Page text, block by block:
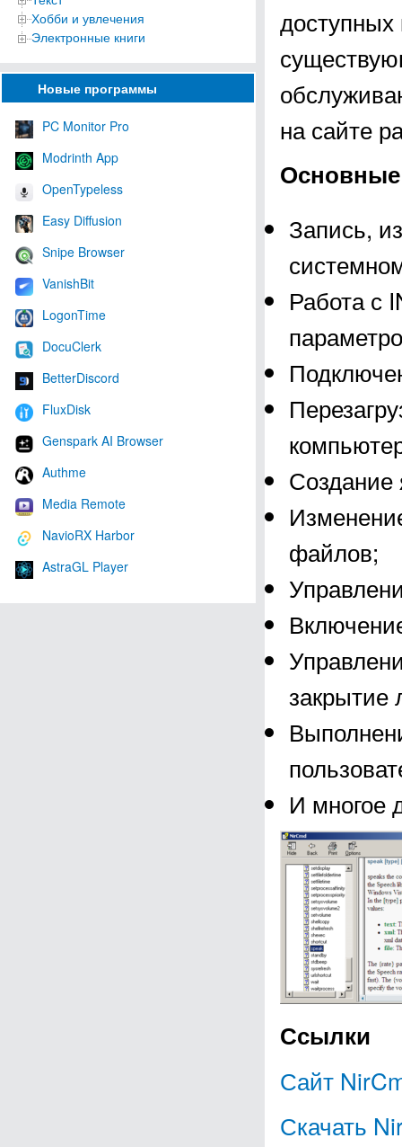
Хобби и увлечения
Электронные книги
Новые программы
PC Monitor Pro
Modrinth App
OpenTypeless
Easy Diffusion
Snipe Browser
VanishBit
LogonTime
DocuClerk
BetterDiscord
FluxDisk
Genspark AI Browser
Authme
Media Remote
NavioRX Harbor
AstraGL Player
доступных
на сайте
Запись,
Работа с
файлов;
закрытие
И многое
Ссылки
Сайт
Скачать